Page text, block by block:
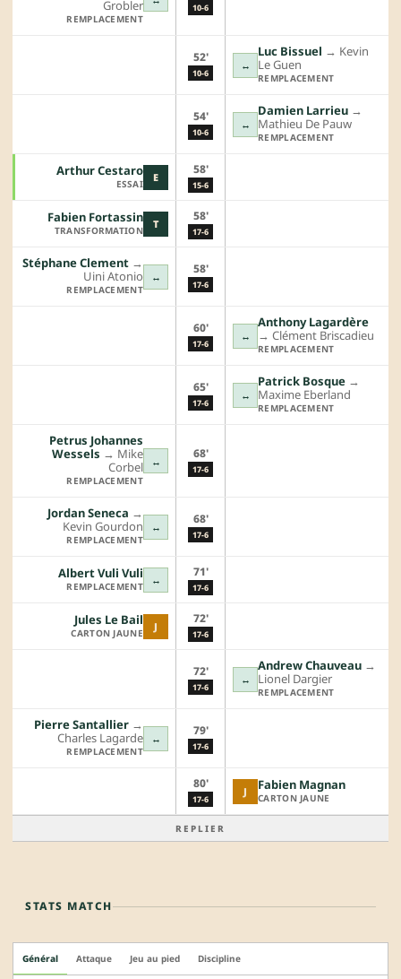
Grobler
REMPLACEMENT
10-6
52'
10-6
↔
Luc Bissuel →︎ Kevin
Le Guen
REMPLACEMENT
54'
10-6
↔
Damien Larrieu →︎
Mathieu De Pauw
REMPLACEMENT
E
Arthur Cestaro
ESSAI
58'
15-6
T
Fabien Fortassin
TRANSFORMATION
58'
17-6
↔
Stéphane Clement →︎
Uini Atonio
REMPLACEMENT
58'
17-6
60'
17-6
↔
Anthony Lagardère
→︎ Clément Briscadieu
REMPLACEMENT
65'
17-6
↔
Patrick Bosque →︎
Maxime Eberland
REMPLACEMENT
↔
Petrus Johannes
Wessels →︎ Mike
Corbel
REMPLACEMENT
68'
17-6
↔
Jordan Seneca →︎
Kevin Gourdon
REMPLACEMENT
68'
17-6
↔
Albert Vuli Vuli
REMPLACEMENT
71'
17-6
J
Jules Le Bail
CARTON JAUNE
72'
17-6
72'
17-6
↔
Andrew Chauveau →︎
Lionel Dargier
REMPLACEMENT
↔
Pierre Santallier →︎
Charles Lagarde
REMPLACEMENT
79'
17-6
80'
17-6
J Fabien Magnan
CARTON JAUNE
REPLIER
STATS MATCH
Général Attaque Jeu au pied Discipline